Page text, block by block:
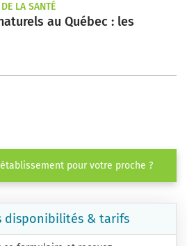
LA SANTÉ
au Québec : les
pour votre proche ?
disponibilités & tarifs